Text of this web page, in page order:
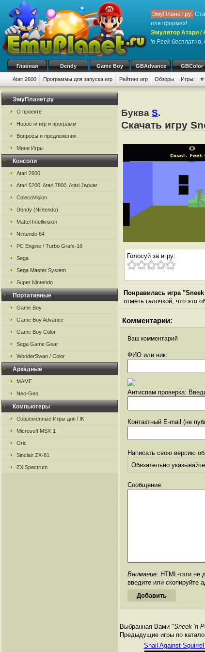
ЭмуПланет.ру:
платформах!
Эмулятор Атари /
'n Peekбесплатно,
Главная Dendy Game Boy GBAdvance GBColor
Atari 2600 Программы для запуска игр Рейтинг игр Обзоры Игры: #
ЭмуПланет.ру
О проекте
Новости игр и программ
Вопросы и предложения
Мини Игры
Консоли
Atari 2600
Atari 5200, Atari 7800, Atari Jaguar
ColecoVision
Dendy (Nintendo)
Mattel Intellivision
Nintendo 64
PC Engine / Turbo Grafx-16
Sega
Sega Master System
Super Nintendo
Портативные
Game Boy
Game Boy Advance
Game Boy Color
Sega Game Gear
WonderSwan / Color
Аркадные
MAME
Neo-Geo
Компьютеры
Современные Игры для ПК
Microsoft MSX-1
Oric
Sinclair ZX-81
ZX Spectrum
Буква S.
Скачать игру
Голосуй за игру:
Понравилась игра
отметь галочкой, что это
Комментарии:
Ваш комментарий
ФИО или ник:
Антиспам проверка:
Контактный E-mail (не
Написать свою версию
Обязательно
Сообщение:
Внимание: HTML-тэги
введите или скопируйте
Выбранная Вами "Sneek 'n
Предыдущие игры по
Snail Against